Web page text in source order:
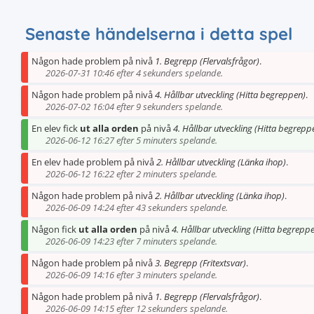
Senaste händelserna i detta spel
Någon hade problem på nivå 1. Begrepp (Flervalsfrågor).
2026-07-31 10:46 efter 4 sekunders spelande.
Någon hade problem på nivå4. Hållbar utveckling (Hitta begreppen).
2026-07-02 16:04 efter 9 sekunders spelande.
En elev fick ut alla orden på nivå4. Hållbar utveckling (Hitta
2026-06-12 16:27 efter 5 minuters spelande.
En elev hade problem på nivå2. Hållbar utveckling (Länka ihop).
2026-06-12 16:22 efter 2 minuters spelande.
Någon hade problem på nivå2. Hållbar utveckling (Länka ihop).
2026-06-09 14:24 efter 43 sekunders spelande.
Någon fick ut alla orden på nivå4. Hållbar utveckling (Hitta
2026-06-09 14:23 efter 7 minuters spelande.
Någon hade problem på nivå3. Begrepp (Fritextsvar).
2026-06-09 14:16 efter 3 minuters spelande.
Någon hade problem på nivå 1. Begrepp (Flervalsfrågor).
2026-06-09 14:15 efter 12 sekunders spelande.